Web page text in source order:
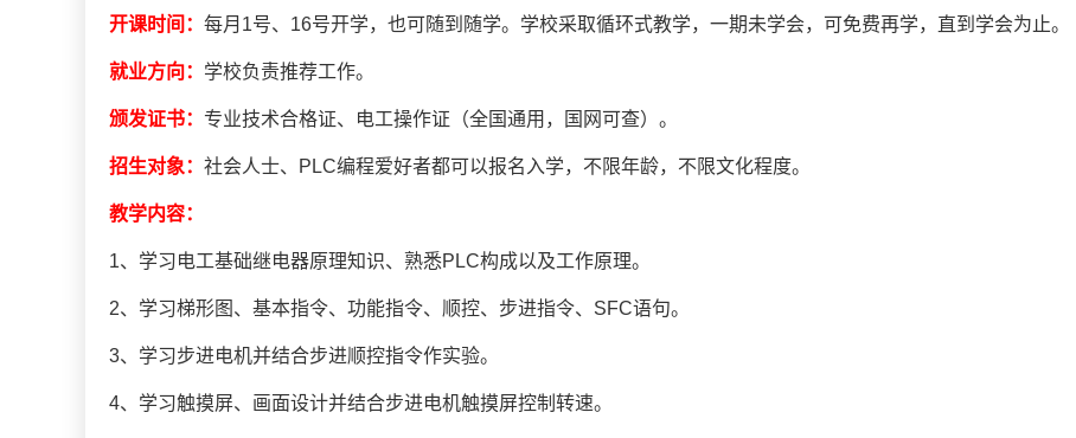
开课时间： 每月1号、16号开学，也可随到随学。学校采取循环式教学，一期未学会，可免费再学，直到学会为止。
就业方向： 学校负责推荐工作。
颁发证书： 专业技术合格证、电工操作证（全国通用，国网可查）。
招生对象： 社会人士、PLC编程爱好者都可以报名入学，不限年龄，不限文化程度。
教学内容：
1、学习电工基础继电器原理知识、熟悉PLC构成以及工作原理。
2、学习梯形图、基本指令、功能指令、顺控、步进指令、SFC语句。
3、学习步进电机并结合步进顺控指令作实验。
4、学习触摸屏、画面设计并结合步进电机触摸屏控制转速。